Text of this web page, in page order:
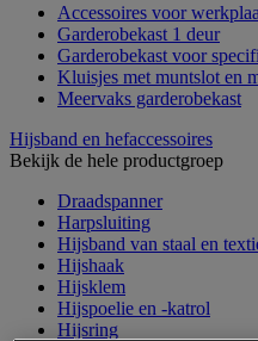
Accessoires voor
Garderobekast 1 deur
Garderobekast voor
Kluisjes met muntslot en
Meervaks garderobekast
Hijsband en hefaccessoires
Bekijk de hele productgroep
Draadspanner
Harpsluiting
Hijsband van staal en
Hijshaak
Hijsklem
Hijspoelie en -katrol
Hijsring